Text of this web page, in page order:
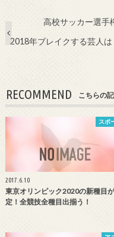
高校サッカー選手
2018年ブレイクする芸人
RECOMMEND こちらの
スポ
2017.6.10
東京オリンピック2020の新種目
定！全競技全種目出揃う！